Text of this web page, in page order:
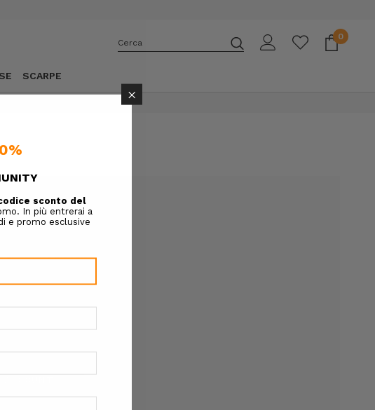
Cerca
0
SCARPE
con noi e sarai in grado di:
gli acquisti più velocemente
×